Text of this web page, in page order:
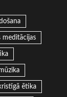
meditācijas
ētika